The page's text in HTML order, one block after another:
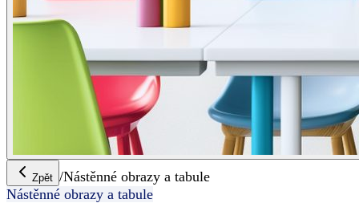
Zpět /Nástěnné obrazy a tabule
Nástěnné obrazy a tabule